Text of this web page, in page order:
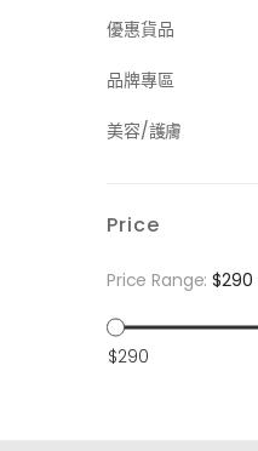
優惠貨品
品牌專區
美容/護膚
Price
Price Range:$290
$290
最
最